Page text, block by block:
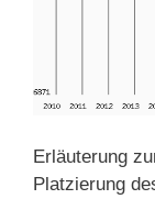
Erläuterung
Platzierung